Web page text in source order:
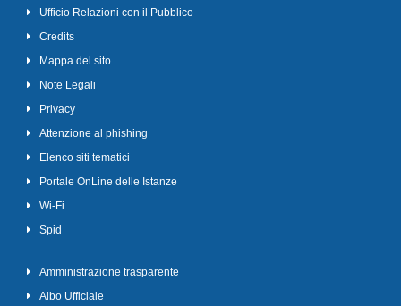
Ufficio Relazioni con il Pubblico
Credits
Mappa del sito
Note Legali
Privacy
Attenzione al phishing
Elenco siti tematici
Portale OnLine delle Istanze
Wi-Fi
Spid
Amministrazione trasparente
Albo Ufficiale